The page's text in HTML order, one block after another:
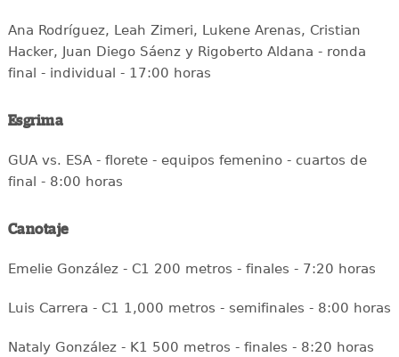
Ana Rodríguez, Leah Zimeri, Lukene Arenas, Cristian
Hacker, Juan Diego Sáenz y Rigoberto Aldana - ronda
final - individual - 17:00 horas
Esgrima
GUA vs. ESA - florete - equipos femenino - cuartos de
final - 8:00 horas
Canotaje
Emelie González - C1 200 metros - finales - 7:20 horas
Luis Carrera - C1 1,000 metros - semifinales - 8:00 horas
Nataly González - K1 500 metros - finales - 8:20 horas